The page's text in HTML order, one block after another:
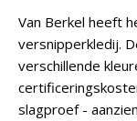
Van Berkel heeft
versnipperkledij.
verschillende
slagproef -